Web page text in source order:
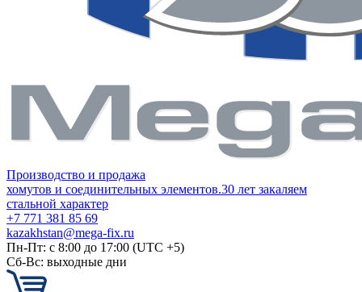
Производство и продажа
хомутов и соединительных элементов.30 лет закаляем
стальной характер
+7 771 381 85 69
kazakhstan@mega-fix.ru
Пн-Пт: с 8:00 до 17:00 (UTC +5)
Сб-Вс: выходные дни